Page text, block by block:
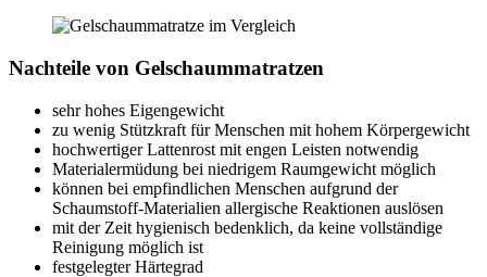
Nachteile von Gelschaummatratzen
sehr hohes Eigengewicht
zu wenig Stützkraft für Menschen mit hohem Körpergewicht
hochwertiger Lattenrost mit engen Leisten notwendig
Materialermüdung bei niedrigem Raumgewicht möglich
können bei empfindlichen Menschen aufgrund der
Schaumstoff-Materialien allergische Reaktionen auslösen
mit der Zeit hygienisch bedenklich, da keine vollständige
Reinigung möglich ist
festgelegter Härtegrad